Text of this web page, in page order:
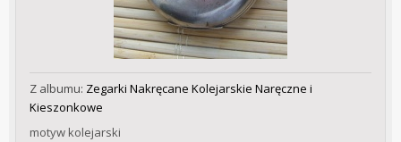
Z albumu: Zegarki Nakręcane Kolejarskie Naręczne i
Kieszonkowe
motyw kolejarski